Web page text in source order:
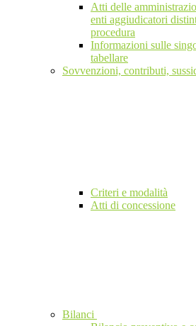
Atti delle
enti aggiudicatori
procedura
Informazioni sulle
tabellare
Sovvenzioni, contributi,
Criteri e modalità
Atti di concessione
Bilanci